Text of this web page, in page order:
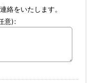
絡をいたします。
意):